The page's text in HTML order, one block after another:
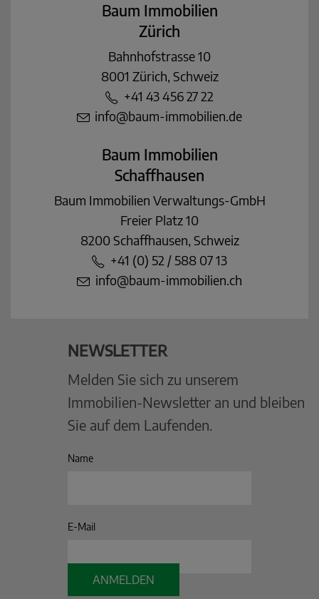
Baum Immobilien
Zürich
Bahnhofstrasse 10
8001 Zürich, Schweiz
+41 43 456 27 22
info@baum-immobilien.de
Baum Immobilien
Schaffhausen
Baum Immobilien Verwaltungs-GmbH
Freier Platz 10
8200 Schaffhausen, Schweiz
+41 (0) 52 / 588 07 13
info@baum-immobilien.ch
NEWSLETTER
Melden Sie sich zu unserem
Immobilien-Newsletter an und bleiben
Sie auf dem Laufenden.
Name
E-Mail
ANMELDEN